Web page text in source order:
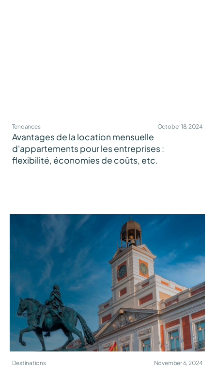
Tendances October 18, 2024
Avantages de la location mensuelle
d'appartements pour les entreprises :
flexibilité, économies de coûts, etc.
Destinations November 6, 2024